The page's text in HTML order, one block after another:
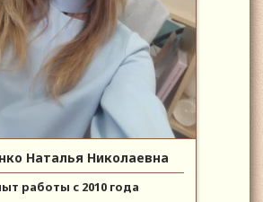
Наталья Николаевна
работы с 2010 года